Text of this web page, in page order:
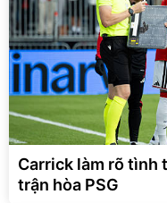
Carrick làm rõ tình
trận hòa PSG